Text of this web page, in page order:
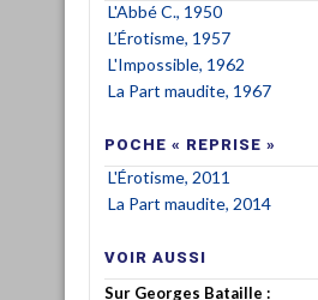
L'Abbé C., 1950
L’Érotisme, 1957
L'Impossible, 1962
La Part maudite, 1967
POCHE « REPRISE »
L'Érotisme, 2011
La Part maudite, 2014
VOIR AUSSI
Sur Georges Bataille :